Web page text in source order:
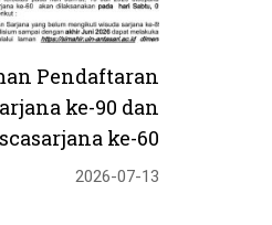
Pendaftaran
ke-90 dan
ke-60
2026-07-13